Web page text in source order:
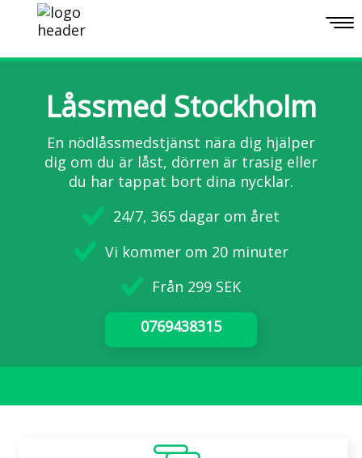
Låssmed Stockholm
En nödlåssmedstjänst nära dig hjälper
dig om du är låst, dörren är trasig eller
du har tappat bort dina nycklar.
24/7, 365 dagar om året
Vi kommer om 20 minuter
Från 299 SEK
0769438315